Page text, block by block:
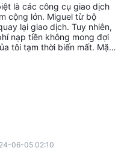
là các công cụ giao dịch
cộng lớn. Miguel từ bộ
lại giao dịch. Tuy nhiên,
nạp tiền không mong đợi
tôi tạm thời biến mất. Mặc
Tổng thể, FXCM
nhưng họ cần cải thiện
bạch về phí.
06-05 02:10